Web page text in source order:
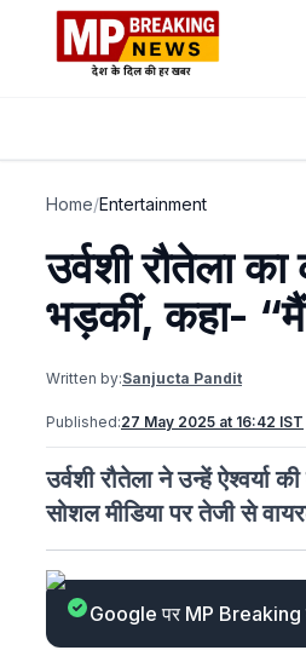
Home/Entertainment
उर्वशी रौतेला
भड़कीं, कहा- “मैं
Written by:Sanjucta Pandit
Published:27 May 2025 at 16:42 IST
उर्वशी रौतेला ने उन्हें
सोशल मीडिया पर तेजी से
Google पर MP Breaking